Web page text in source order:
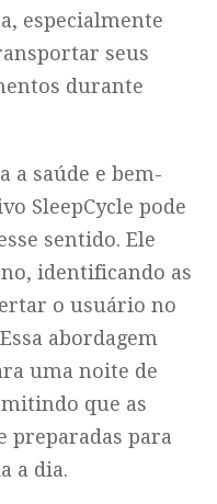
especialmente
seus
durante
a saúde e bem-
SleepCycle pode
sentido. Ele
identificando as
o usuário no
abordagem
uma noite de
que as
preparadas para
a dia.